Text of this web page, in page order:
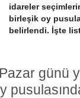
Gölbaşı
İNCEK
idareler
birleşik oy
belirlendi. İşte
günü